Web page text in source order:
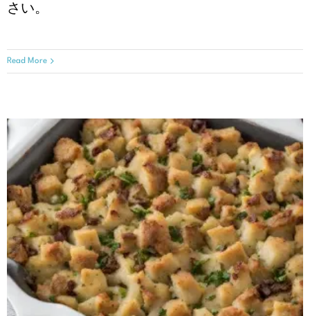
さい。
Read More
ケトスタッフィング
クリスマスレシピ レシピ